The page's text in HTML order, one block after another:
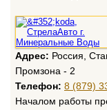
Адрес: Россия,
Промзона - 2
Телефон: 8 (879)
Началом работы